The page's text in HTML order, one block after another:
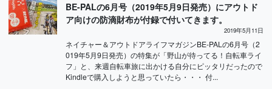
BE-PALの6月号（2019年5月9日発売）にアウトド
ア向けの防滴財布が付録で付いてきます。
2019年5月11日
ネイチャー＆アウトドアライフマガジンBE-PALの6月号（2
019年5月9日発売）の特集が「野山が待ってる！自転車ライ
フ」と、来週自転車旅に出かける自分にピッタリだったので
Kindleで購入しようと思っていたら・・・ 付...